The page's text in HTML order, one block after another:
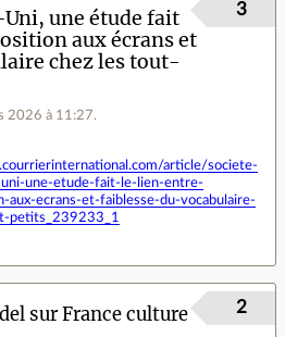
une étude fait
aux écrans et
chez les tout-
2026 à 11:27.
3
article/societe-
une-etude-fait-le-lien-entre-
aux-ecrans-et-faiblesse-du-vocabulaire-
petits_239233_1
sur France culture 2